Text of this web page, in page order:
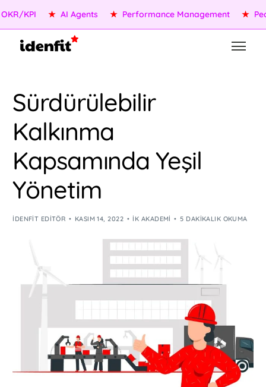
KPI ★ AI Agents ★ Performance Management ★
Sürdürülebilir
Kalkınma
Kapsamında Yeşil
Yönetim
IDENFIT EDITÖR KASIM 14, 2022 İK AKADEMI 5 DAKIKALIK OKUMA